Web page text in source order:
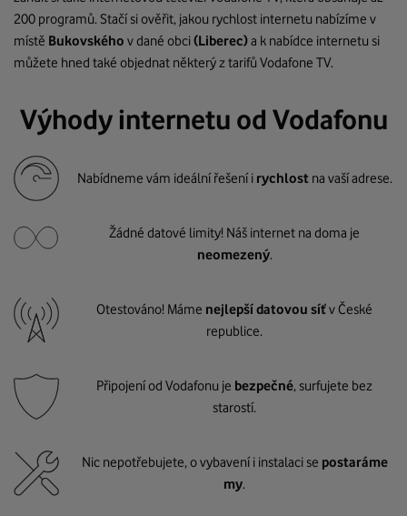
200 programů. Stačí si ověřit, jakou rychlost internetu nabízíme v
místě Bukovského v dané obci(Liberec)a k nabídce internetu si
můžete hned také objednat některý z tarifů Vodafone TV.
Výhody internetu od Vodafonu
Nabídneme vám ideální řešení i rychlost na vaší adrese.
Žádné datové limity! Náš internet na doma je
neomezený.
Otestováno! Máme nejlepší datovou síťv České
republice.
Připojení od Vodafonu je bezpečné, surfujete bez
starostí.
Nic nepotřebujete, o vybavení i instalaci se postaráme
my.